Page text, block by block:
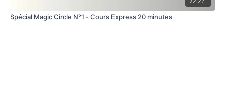
Spécial Magic Circle N°1 - Cours Express 20 minutes